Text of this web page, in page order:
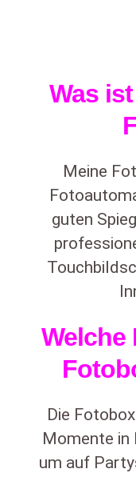
Was
Meine
guten
Welche
Die
Momente in
um auf